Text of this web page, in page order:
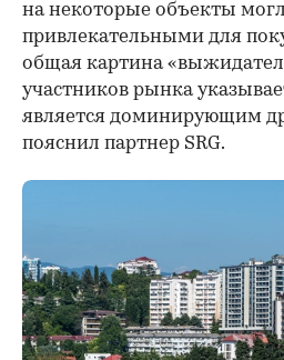
на некоторые объекты
привлекательными для
общая картина
участников рынка
является доминирующим
пояснил партнер SRG.